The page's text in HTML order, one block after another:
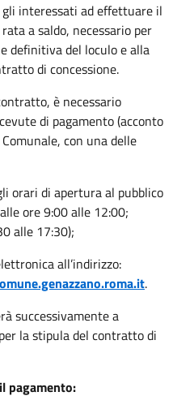
interessati ad effettuare il
a saldo, necessario per
definitiva del loculo e alla
di concessione.
è necessario
di pagamento (acconto
con una delle
orari di apertura al pubblico
ore 9:00 alle 12:00;
alle 17:30);
all’indirizzo:
.
successivamente a
la stipula del contratto di
pagamento: